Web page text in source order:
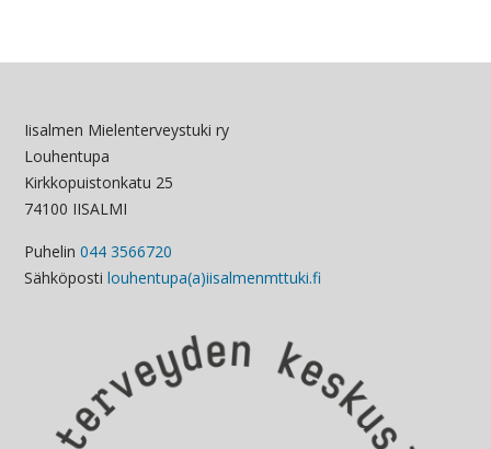
Iisalmen Mielenterveystuki ry
Louhentupa
Kirkkopuistonkatu 25
74100 IISALMI
Puhelin 044 3566720
Sähköposti louhentupa(a)iisalmenmttuki.fi